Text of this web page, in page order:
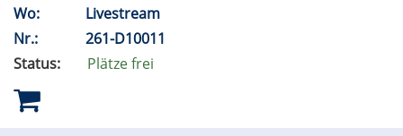
Wo:
Livestream
Nr.:
261-D10011
Status:
Plätze frei